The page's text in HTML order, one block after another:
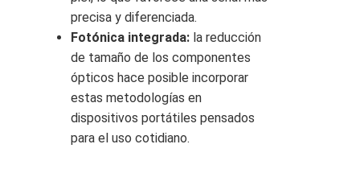
precisa y diferenciada.
Fotónica integrada: la reducción
de tamaño de los componentes
ópticos hace posible incorporar
estas metodologías en
dispositivos portátiles pensados
para el uso cotidiano.